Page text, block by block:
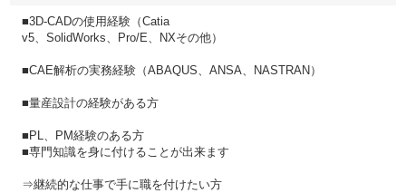
■3D-CADの使用経験（Catia
v5、SolidWorks、Pro/E、NXその他）
■CAE解析の実務経験（ABAQUS、ANSA、NASTRAN）
■量産設計の経験がある方
■PL、PM経験のある方
■専門知識を身に付けることが出来ます
⇒継続的な仕事で手に職を付けたい方